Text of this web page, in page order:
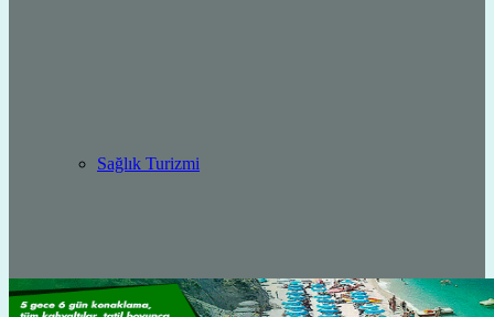
Sağlık Turizmi